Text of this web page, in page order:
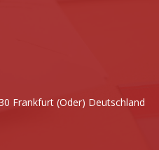
Frankfurt (Oder) Deutschland